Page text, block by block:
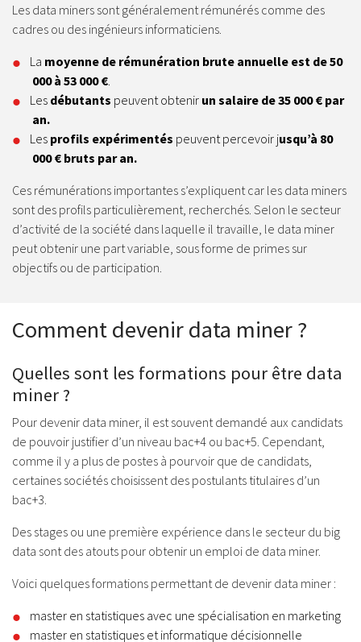
Les data miners sont généralement rémunérés comme des
cadres ou des ingénieurs informaticiens.
La moyenne de rémunération brute annuelle est de 50
000 à 53 000 €
Les débutants peuvent obtenir un salaire de 35 000 € par
an.
Les profils expérimentés peuvent percevoir jusqu’à 80
000 € bruts par an.
Ces rémunérations importantes s’expliquent car les data miners
sont des profils particulièrement, recherchés. Selon le secteur
d’activité de la société dans laquelle il travaille, le data miner
peut obtenir une part variable, sous forme de primes sur
objectifs ou de participation.
Comment devenir data miner ?
Quelles sont les formations pour être data
miner ?
Pour devenir data miner, il est souvent demandé aux candidats
de pouvoir justifier d’un niveau bac+4 ou bac+5. Cependant,
comme il y a plus de postes à pourvoir que de candidats,
certaines sociétés choisissent des postulants titulaires d’un
bac+3.
Des stages ou une première expérience dans le secteur du big
data sont des atouts pour obtenir un emploi de data miner.
Voici quelques formations permettant de devenir data miner :
master en statistiques avec une spécialisation en marketing
master en statistiques et informatique décisionnelle